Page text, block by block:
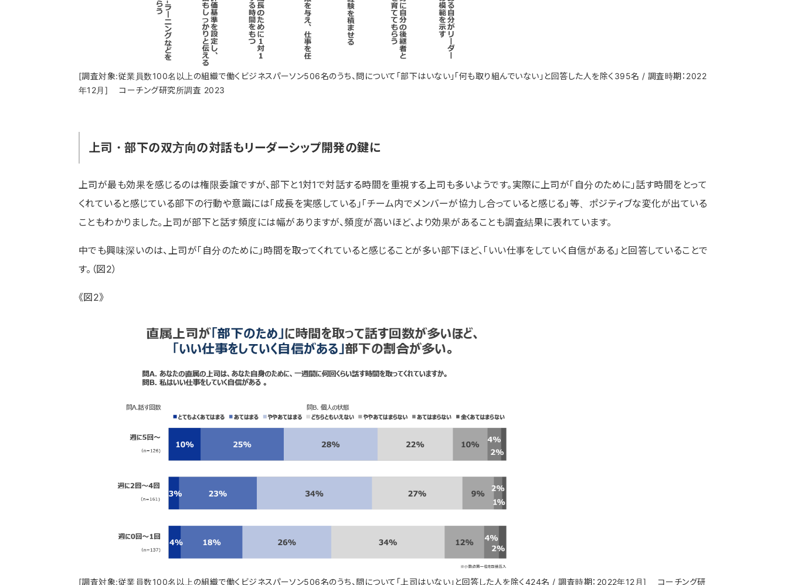
[調査対象:従業員数100名以上の組織で働くビジネスパーソン506名のうち、問について「部下はいない」「何も取り組んでいない」と回答した人を除く395名 / 調査時期：2022
年12月] コーチング研究所調査 2023
上司・部下の双方向の対話もリーダーシップ開発の鍵に
上司が最も効果を感じるのは権限委譲ですが、部下と1対1で対話する時間を重視する上司も多いようです。実際に上司が「自分のために」話す時間をとって
くれていると感じている部下の行動や意識には「成長を実感している」「チーム内でメンバーが協力し合っていると感じる」等、ポジティブな変化が出ている
こともわかりました。上司が部下と話す頻度には幅がありますが、頻度が高いほど、より効果があることも調査結果に表れています。
中でも興味深いのは、上司が「自分のために」時間を取ってくれていると感じることが多い部下ほど、「いい仕事をしていく自信がある」と回答していることで
す。（図2）
《図2》
[調査対象:従業員数100名以上の組織で働くビジネスパーソン506名のうち、問について「上司はいない」と回答した人を除く424名 / 調査時期：2022年12月] コーチング研